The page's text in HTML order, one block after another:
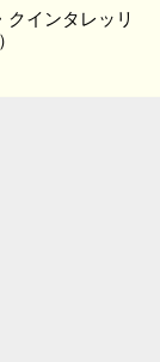
インタレッリ